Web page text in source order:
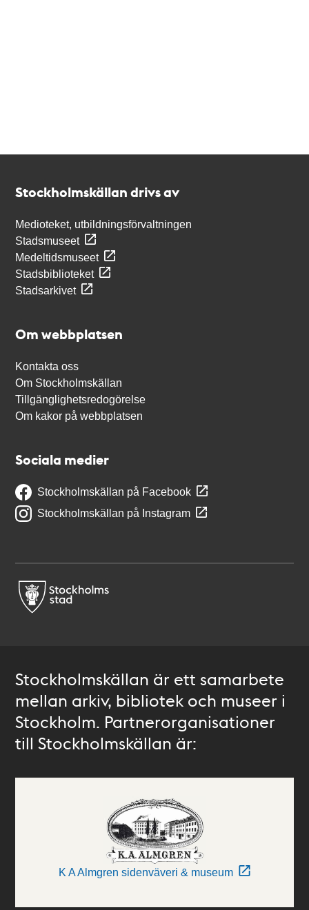
Stockholmskällan drivs av
Medioteket, utbildningsförvaltningen
Stadsmuseet
Medeltidsmuseet
Stadsbiblioteket
Stadsarkivet
Om webbplatsen
Kontakta oss
Om Stockholmskällan
Tillgänglighetsredogörelse
Om kakor på webbplatsen
Sociala medier
Stockholmskällan på Facebook
Stockholmskällan på Instagram
Stockholmskällan är ett samarbete
mellan arkiv, bibliotek och museer i
Stockholm. Partnerorganisationer
till Stockholmskällan är:
K A Almgren sidenväveri & museum